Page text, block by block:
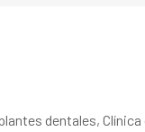
dentales,